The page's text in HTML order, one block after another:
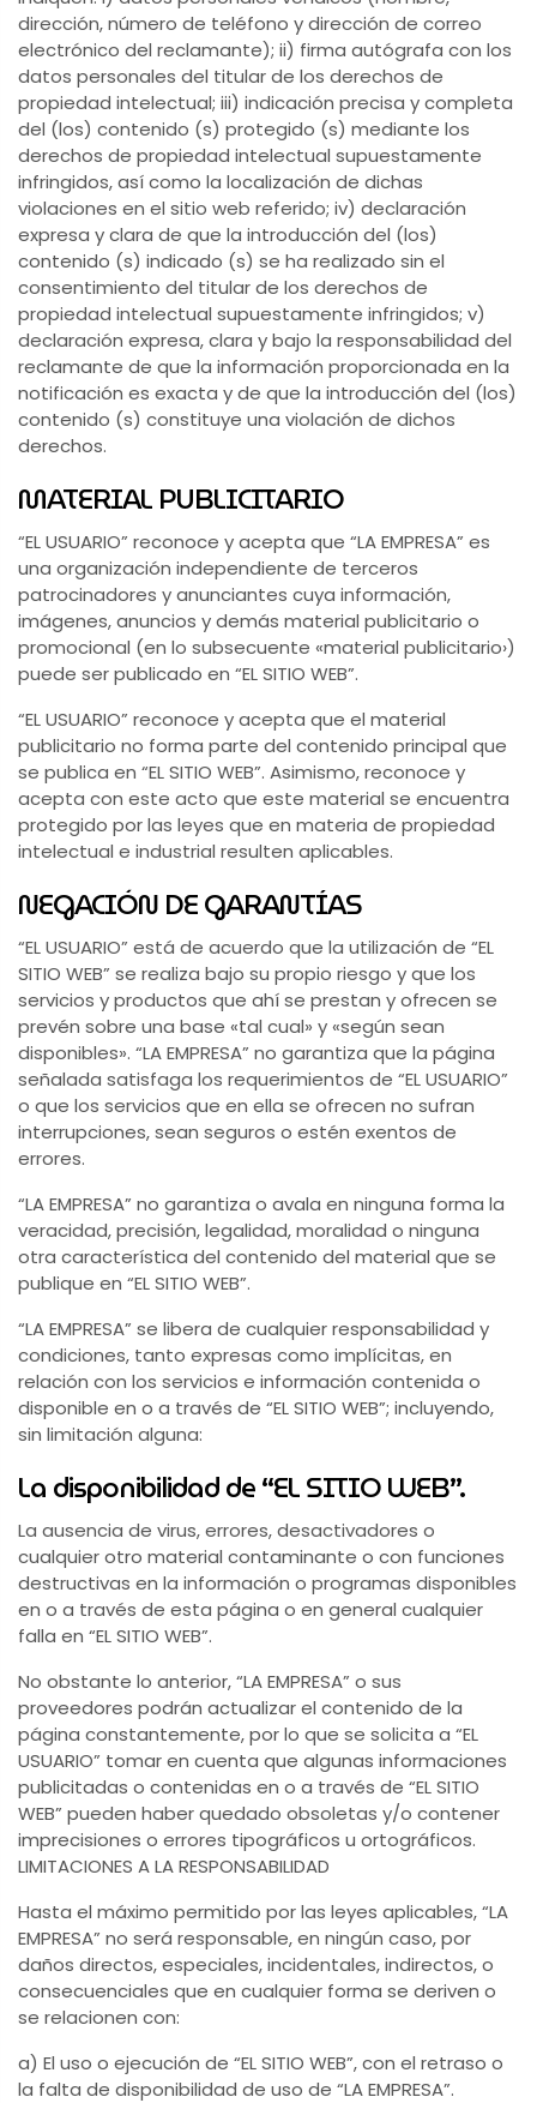
dirección, número de teléfono y dirección de correo
electrónico del reclamante); ii) firma autógrafa con los
datos personales del titular de los derechos de
propiedad intelectual; iii) indicación precisa y completa
del (los) contenido (s) protegido (s) mediante los
derechos de propiedad intelectual supuestamente
infringidos, así como la localización de dichas
violaciones en el sitio web referido; iv) declaración
expresa y clara de que la introducción del (los)
contenido (s) indicado (s) se ha realizado sin el
consentimiento del titular de los derechos de
propiedad intelectual supuestamente infringidos; v)
declaración expresa, clara y bajo la responsabilidad del
reclamante de que la información proporcionada en la
notificación es exacta y de que la introducción del (los)
contenido (s) constituye una violación de dichos
derechos.
MATERIAL PUBLICITARIO
“EL USUARIO” reconoce y acepta que “LA EMPRESA” es
una organización independiente de terceros
patrocinadores y anunciantes cuya información,
imágenes, anuncios y demás material publicitario o
promocional (en lo subsecuente «material publicitario›)
puede ser publicado en “EL SITIO WEB”.
“EL USUARIO” reconoce y acepta que el material
publicitario no forma parte del contenido principal que
se publica en “EL SITIO WEB”. Asimismo, reconoce y
acepta con este acto que este material se encuentra
protegido por las leyes que en materia de propiedad
intelectual e industrial resulten aplicables.
NEGACIÓN DE GARANTÍAS
“EL USUARIO” está de acuerdo que la utilización de “EL
SITIO WEB” se realiza bajo su propio riesgo y que los
servicios y productos que ahí se prestan y ofrecen se
prevén sobre una base «tal cual» y «según sean
disponibles». “LA EMPRESA” no garantiza que la página
señalada satisfaga los requerimientos de “EL USUARIO”
o que los servicios que en ella se ofrecen no sufran
interrupciones, sean seguros o estén exentos de
errores.
“LA EMPRESA” no garantiza o avala en ninguna forma la
veracidad, precisión, legalidad, moralidad o ninguna
otra característica del contenido del material que se
publique en “EL SITIO WEB”.
“LA EMPRESA” se libera de cualquier responsabilidad y
condiciones, tanto expresas como implícitas, en
relación con los servicios e información contenida o
disponible en o a través de “EL SITIO WEB”; incluyendo,
sin limitación alguna:
La disponibilidad de “EL SITIO WEB”.
La ausencia de virus, errores, desactivadores o
cualquier otro material contaminante o con funciones
destructivas en la información o programas disponibles
en o a través de esta página o en general cualquier
falla en “EL SITIO WEB”.
No obstante lo anterior, “LA EMPRESA” o sus
proveedores podrán actualizar el contenido de la
página constantemente, por lo que se solicita a “EL
USUARIO” tomar en cuenta que algunas informaciones
publicitadas o contenidas en o a través de “EL SITIO
WEB” pueden haber quedado obsoletas y/o contener
imprecisiones o errores tipográficos u ortográficos.
LIMITACIONES A LA RESPONSABILIDAD
Hasta el máximo permitido por las leyes aplicables, “LA
EMPRESA” no será responsable, en ningún caso, por
daños directos, especiales, incidentales, indirectos, o
consecuenciales que en cualquier forma se deriven o
se relacionen con:
a) El uso o ejecución de “EL SITIO WEB”, con el retraso o
la falta de disponibilidad de uso de “LA EMPRESA”.